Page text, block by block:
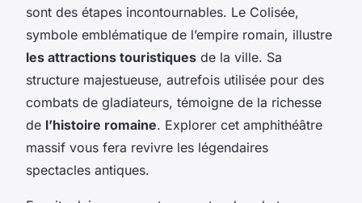
sont des étapes incontournables. Le Colisée,
symbole emblématique de l’empire romain, illustre
les attractions touristiques de la ville. Sa
structure majestueuse, autrefois utilisée pour des
combats de gladiateurs, témoigne de la richesse
de l’histoire romaine. Explorer cet amphithéâtre
massif vous fera revivre les légendaires
spectacles antiques.